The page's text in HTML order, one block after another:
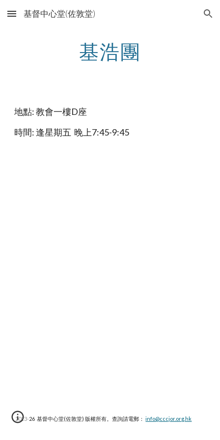
Skip to main content Skip to navigation
基督中心堂(佐敦堂)
基浩團
地點: 教會一樓D座
時間: 逢星期五 晚上7:45-9:45
2013-26 基督中心堂(佐敦堂) 版權所有。查詢請電郵： info@cccjor.org.hk